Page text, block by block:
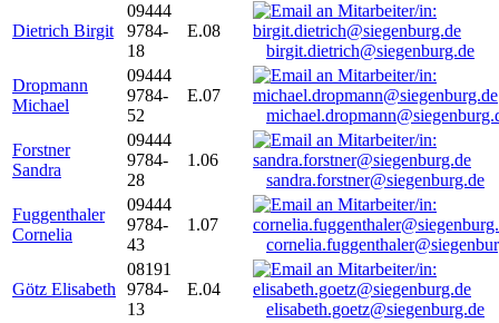
Dietrich Birgit
09444
9784-
18
E.08
birgit.dietrich@siegenburg.de
Dropmann
Michael
09444
9784-
52
E.07
Forstner
Sandra
09444
9784-
28
1.06
sandra.forstner@siegenburg.de
Fuggenthaler
Cornelia
09444
9784-
43
1.07
Götz Elisabeth
08191
9784-
13
E.04
elisabeth.goetz@siegenburg.de